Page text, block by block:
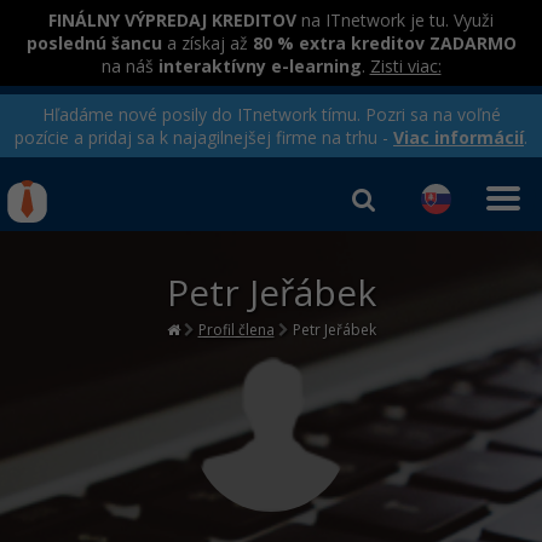
FINÁLNY VÝPREDAJ KREDITOV na ITnetwork je tu. Využi
poslednú šancu a získaj až 80 % extra kreditov ZADARMO
na náš interaktívny e-learning. Zisti viac:
Hľadáme nové posily do ITnetwork tímu. Pozri sa na voľné
pozície a pridaj sa k najagilnejšej firme na trhu - Viac informácií.
Rekvalifikačné kurzy
hradené úradom práce
Kurzy programovania
Ako začať?
Java
C# .NET
Kurzy e-commerce
Testovanie softvéru
Marketing
Kurzy dizajnu
HTML/CSS
Médiá
Kariéra
Registrovať
Petr Jeřábek
Profil člena Petr Jeřábek